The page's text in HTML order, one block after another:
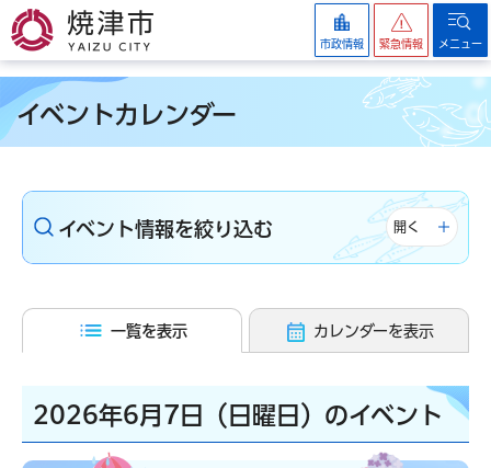
焼津市
市政情報 緊急情報 メニュー
イベントカレンダー
イベント情報を絞り込む 開く
一覧を表示 カレンダーを表示
2026年6月7日（日曜日）のイベント